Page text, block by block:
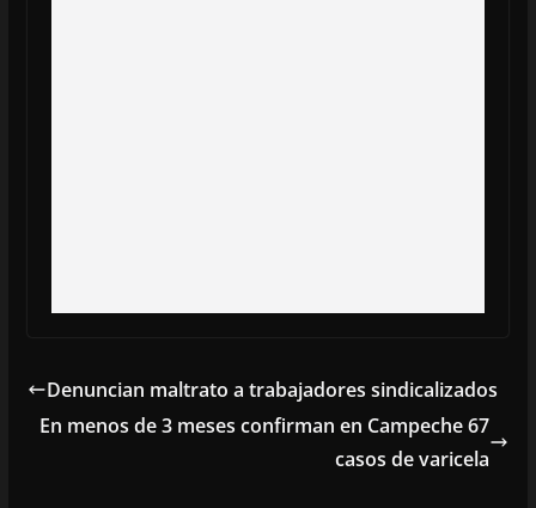
Denuncian maltrato a trabajadores sindicalizados
En menos de 3 meses confirman en Campeche 67
casos de varicela